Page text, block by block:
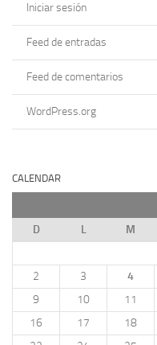
Iniciar sesión
Feed de entradas
Feed de comentarios
WordPress.org
CALENDAR
D
L M
2
3 4
9
10 11
16
17 18